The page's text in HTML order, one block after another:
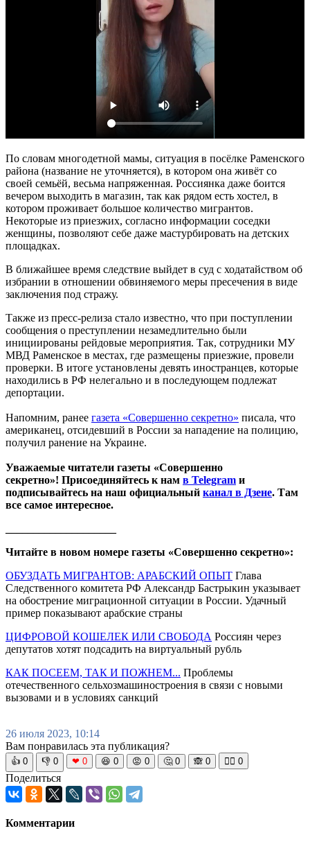
По словам многодетной мамы, ситуация в посёлке Раменского
района (название не уточняется), в котором она живёт со
своей семьёй, весьма напряженная. Россиянка даже боится
вечером выходить в магазин, так как рядом есть хостел, в
котором проживает большое количество мигрантов.
Некоторые из приезжих, согласно информации соседки
женщины, позволяют себе даже мастурбировать на детских
площадках.
В ближайшее время следствие выйдет в суд с ходатайством об
избрании в отношении обвиняемого меры пресечения в виде
заключения под стражу.
Также из пресс-релиза стало известно, что при поступлении
сообщения о преступлении незамедлительно были
инициированы рейдовые мероприятия. Так, сотрудники МУ
МВД Раменское в местах, где размещены приезжие, провели
проверки. В итоге установлены девять иностранцев, которые
находились в РФ нелегально и в последующем подлежат
депортации.
Напомним, ранее газета «Совершенно секретно» писала, что
американец, отсидевший в России за нападение на полицию,
получил ранение на Украине.
Уважаемые читатели газеты «Совершенно
секретно»! Присоединяйтесь к нам в Telegram и
подписывайтесь на наш официальный канал в Дзене. Там
все самое интересное.
Читайте в новом номере газеты «Совершенно секретно»:
ОБУЗДАТЬ МИГРАНТОВ: АРАБСКИЙ ОПЫТ Глава
Следственного комитета РФ Александр Бастрыкин указывает
на обострение миграционной ситуации в России. Удачный
пример показывают арабские страны
ЦИФРОВОЙ КОШЕЛЕК ИЛИ СВОБОДА Россиян через
депутатов хотят подсадить на виртуальный рубль
КАК ПОСЕЕМ, ТАК И ПОЖНЕМ... Проблемы
отечественного сельхозмашиностроения в связи с новыми
вызовами и в условиях санкций
26 июля 2023, 10:14
Вам понравилась эта публикация?
👍 0 👎 0 ❤ 0 😆 0 😡 0 🤔 0 🙈 0 🧘‍♀️ 0
Поделиться
Комментарии